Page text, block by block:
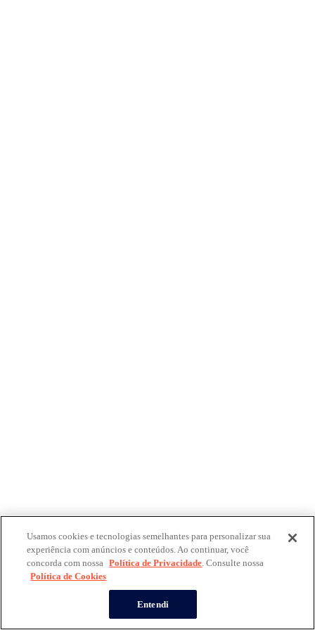
Usamos cookies e tecnologias semelhantes para personalizar sua
experiência com anúncios e conteúdos. Ao continuar, você
concorda com nossa Política de Privacidade. Consulte nossa
Política de Cookies
Entendi